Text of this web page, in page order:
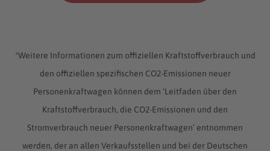
*Weitere Informationen zum offiziellen Kraftstoffverbrauch und
den offiziellen spezifischen CO2-Emissionen neuer
Personenkraftwagen können dem ‘Leitfaden über den
Kraftstoffverbrauch, die CO2-Emissionen und den
Stromverbrauch neuer Personenkraftwagen’ entnommen
werden, der an allen Verkaufsstellen und bei der Deutschen